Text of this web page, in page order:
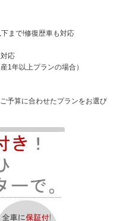
まで!修復歴車も対応
応
1年以上プランの場合）
予算に合わせたプランをお選び